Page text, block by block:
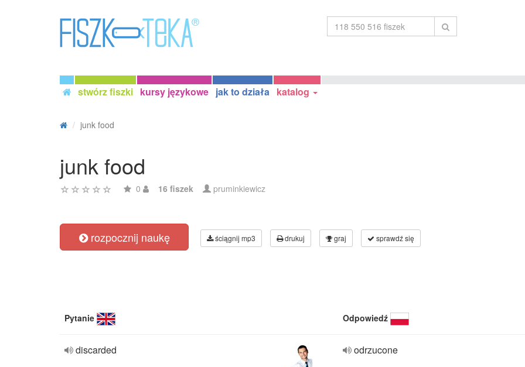
stwórz fiszki kursy językowe jak to działa katalog
junk food
junk food
0 16 fiszek pruminkiewicz
rozpocznij naukę ściągnij mp3 drukuj graj sprawdź się
Pytanie Odpowiedź
discarded odrzucone